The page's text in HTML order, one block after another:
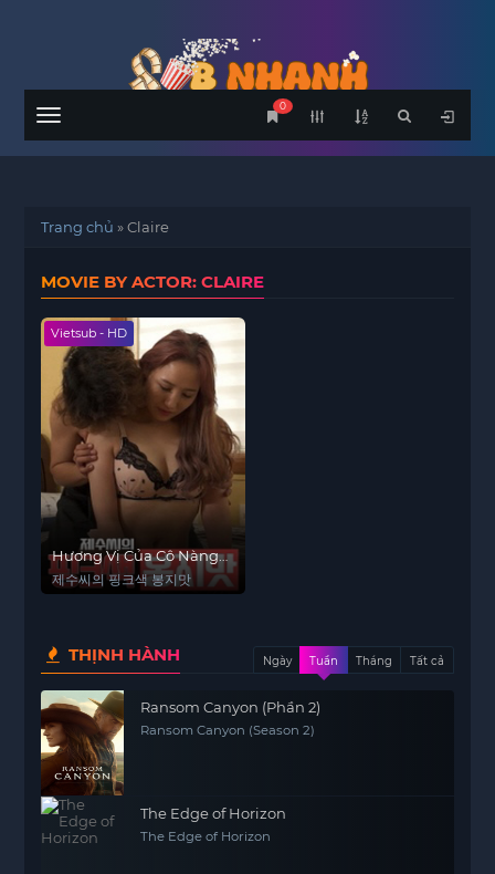
Menu
0
Trang chủ »Claire
MOVIE BY ACTOR: CLAIRE
Vietsub - HD
Hương Vị Của Cô Nàng
Tuổi 18
제수씨의 핑크색 봉지맛
THỊNH HÀNH Ngày Tuần Tháng Tất cả
Ransom Canyon (Phần 2)
Ransom Canyon (Season 2)
The Edge of Horizon
The Edge of Horizon